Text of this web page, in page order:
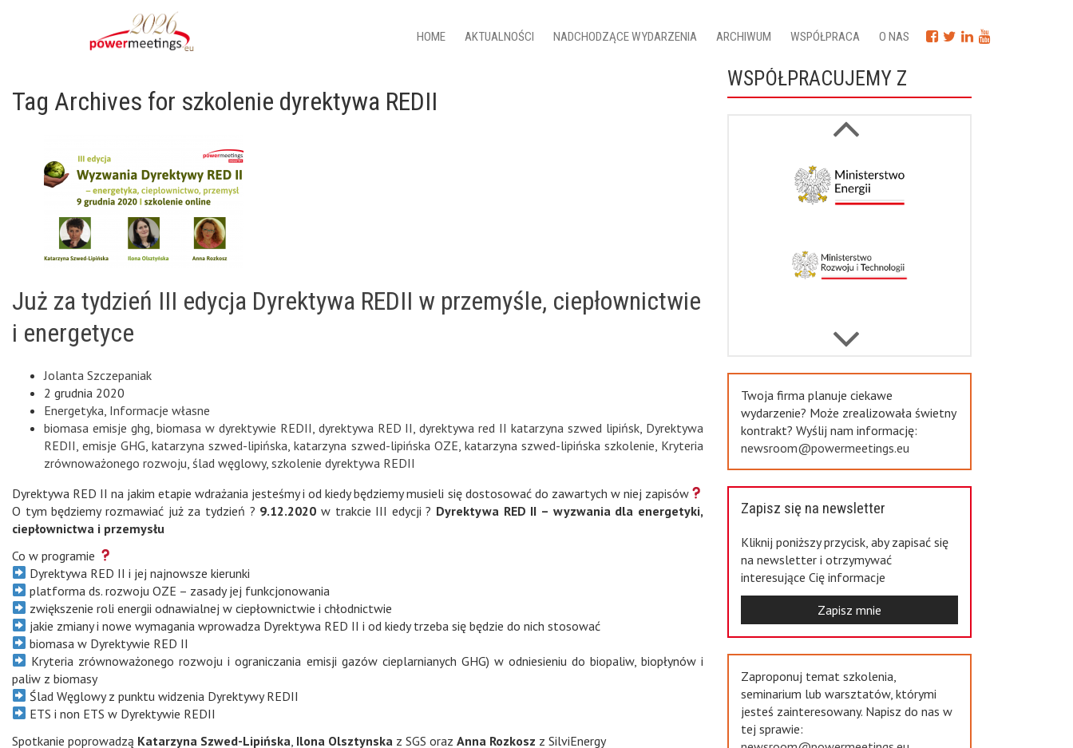
HOME AKTUALNOŚCI NADCHODZĄCE WYDARZENIA ARCHIWUM WSPÓŁPRACA O NAS
Tag Archives for szkolenie dyrektywa REDII
Już za tydzień III edycja Dyrektywa REDII w przemyśle, ciepłownictwie
i energetyce
Jolanta Szczepaniak
2 grudnia 2020
Energetyka Informacje własne
biomasa emisje ghg biomasa w dyrektywie REDII dyrektywa RED II ,dyrektywa red II katarzyna szwed lipińsk Dyrektywa
REDII ,emisje GHG ,katarzyna szwed-lipińska ,katarzyna szwed-lipińska OZE katarzyna szwed-lipińska szkolenie Kryteria
zrównoważonego rozwoju ślad węglowy, szkolenie dyrektywa REDII
Dyrektywa RED II na jakim etapie wdrażania jesteśmy i od kiedy będziemy musieli się dostosować do zawartych w niej zapisów
O tym będziemy rozmawiać już za tydzień ? 9.12.2020 w trakcie III edycji ? Dyrektywa RED II – wyzwania dla energetyki,
ciepłownictwa i przemysłu
Co w programie
Dyrektywa RED II i jej najnowsze kierunki
platforma ds. rozwoju OZE – zasady jej funkcjonowania
zwiększenie roli energii odnawialnej w ciepłownictwie i chłodnictwie
jakie zmiany i nowe wymagania wprowadza Dyrektywa RED II i od kiedy trzeba się będzie do nich stosować
biomasa w Dyrektywie RED II
Kryteria zrównoważonego rozwoju i ograniczania emisji gazów cieplarnianych GHG) w odniesieniu do biopaliw, biopłynów i
paliw z biomasy
Ślad Węglowy z punktu widzenia Dyrektywy REDII
ETS i non ETS w Dyrektywie REDII
Spotkanie poprowadzą Katarzyna Szwed-Lipińska Ilona Olsztynska z SGS oraz Anna Rozkosz z SilviEnergy
WSPÓŁPRACUJEMY Z
Twoja firma planuje ciekawe
wydarzenie? Może zrealizowała świetny
kontrakt? Wyślij nam informację:
newsroom@powermeetings.eu
Zapisz się na newsletter
Kliknij poniższy przycisk, aby zapisać się
na newsletter i otrzymywać
interesujące Cię informacje
Zapisz mnie
Zaproponuj temat szkolenia,
seminarium lub warsztatów, którymi
jesteś zainteresowany. Napisz do nas w
tej sprawie: